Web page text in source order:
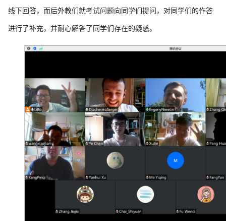
线下回答，而后外教们就考试问题向同学们提问，对同学们的作答
进行了补充，并耐心解答了同学们存在的疑惑。